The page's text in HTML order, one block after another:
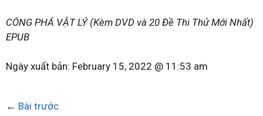
CÔNG PHÁ VẬT LÝ (Kèm DVD và 20 Đề Thi Thử Mới Nhất)
EPUB
Ngày xuất bản: February 15, 2022 @ 11:53 am
← Bài trước